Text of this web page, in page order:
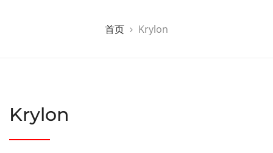
首页 Krylon
Krylon